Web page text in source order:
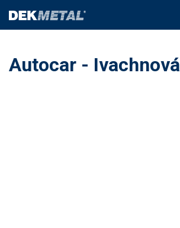
Autocar - Ivachnová